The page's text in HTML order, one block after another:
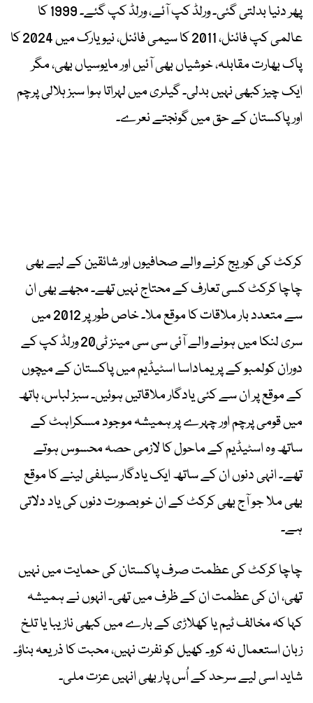
پھر دنیا بدلتی گئی۔ ورلڈ کپ آئے، ورلڈ کپ گئے۔ 1999 کا
عالمی کپ فائنل، 2011 کا سیمی فائنل، نیویارک میں 2024 کا
پاک بھارت مقابلہ، خوشیاں بھی آئیں اور مایوسیاں بھی، مگر
ایک چیز کبھی نہیں بدلی۔ گیلری میں لہراتا ہوا سبز ہلالی پرچم
اور پاکستان کے حق میں گونجتے نعرے۔
کرکٹ کی کوریج کرنے والے صحافیوں اور شائقین کے لیے بھی
چاچا کرکٹ کسی تعارف کے محتاج نہیں تھے۔ مجھے بھی ان
سے متعدد بار ملاقات کا موقع ملا۔ خاص طور پر 2012 میں
سری لنکا میں ہونے والے آئی سی سی مینز ٹی20 ورلڈ کپ کے
دوران کولمبو کے پریماداسا اسٹیڈیم میں پاکستان کے میچوں
کے موقع پر ان سے کئی یادگار ملاقاتیں ہوئیں۔ سبز لباس، ہاتھ
میں قومی پرچم اور چہرے پر ہمیشہ موجود مسکراہٹ کے
ساتھ وہ اسٹیڈیم کے ماحول کا لازمی حصہ محسوس ہوتے
تھے۔ انہی دنوں ان کے ساتھ ایک یادگار سیلفی لینے کا موقع
بھی ملا جو آج بھی کرکٹ کے ان خوبصورت دنوں کی یاد دلاتی
ہے۔
چاچا کرکٹ کی عظمت صرف پاکستان کی حمایت میں نہیں
تھی، ان کی عظمت ان کے ظرف میں تھی۔ انہوں نے ہمیشہ
کہا کہ مخالف ٹیم یا کھلاڑی کے بارے میں کبھی نازیبا یا تلخ
زبان استعمال نہ کرو۔ کھیل کو نفرت نہیں، محبت کا ذریعہ بناؤ۔
شاید اسی لیے سرحد کے اُس پار بھی انہیں عزت ملی۔